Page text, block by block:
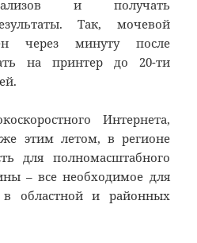
и получать
Так, мочевой
через минуту после
на принтер до 20-ти
Интернета,
этим летом, в регионе
для полномасштабного
– все необходимое для
в областной и районных